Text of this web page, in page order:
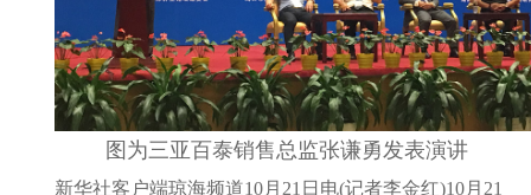
图为三亚百泰销售总监张谦勇发表演讲
新华社客户端琼海频道10月21日电(记者李金红)10月21